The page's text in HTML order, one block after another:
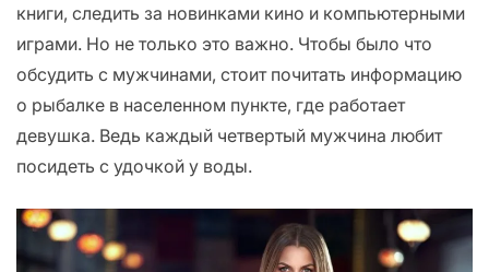
книги, следить за новинками кино и компьютерными
играми. Но не только это важно. Чтобы было что
обсудить с мужчинами, стоит почитать информацию
о рыбалке в населенном пункте, где работает
девушка. Ведь каждый четвертый мужчина любит
посидеть с удочкой у воды.